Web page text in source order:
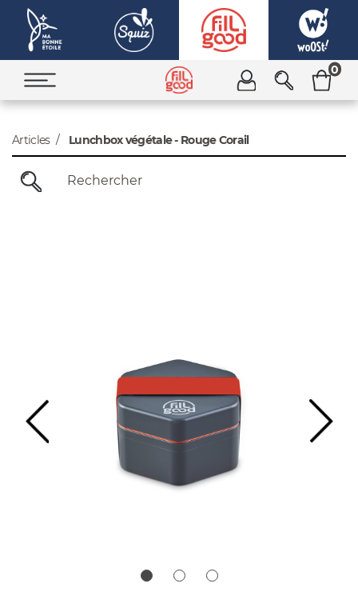
0
Articles Lunchbox végétale - Rouge Corail